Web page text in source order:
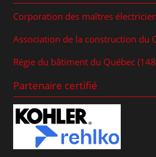
Corporation des maîtres
Association de la construction du
Régie du bâtiment du Québec
Partenaire certifié